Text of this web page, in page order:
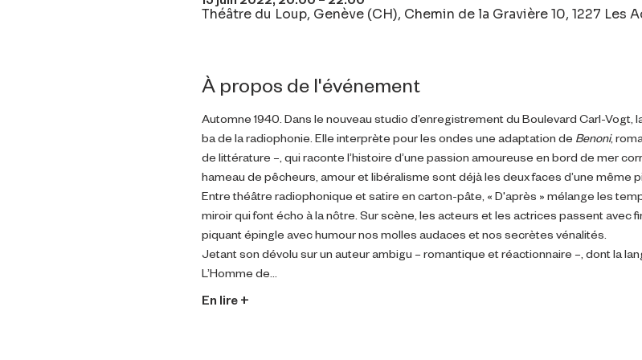
Théâtre du Loup, Genève (CH), Chemin de la Gravière 10, 1227 Les
À propos de l'événement
Automne 1940. Dans le nouveau studio d’enregistrement du Boulevard Carl-
ba de la radiophonie. Elle interprète pour les ondes une adaptation de Benoni,
de littérature –, qui raconte l’histoire d’une passion amoureuse en bord de mer
hameau de pêcheurs, amour et libéralisme sont déjà les deux faces d’une même
Entre théâtre radiophonique et satire en carton-pâte, « D'après » mélange les
miroir qui font écho à la nôtre. Sur scène, les acteurs et les actrices passent avec
piquant épingle avec humour nos molles audaces et nos secrètes vénalités.
Jetant son dévolu sur un auteur ambigu – romantique et réactionnaire –, dont la
L’Homme de…
En lire +